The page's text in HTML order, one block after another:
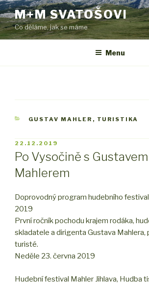
Přejít
k
obsahu
webu
M+M SVATOŠOVI
Co děláme, jak se máme
Menu
RUBRIKY
GUSTAV MAHLER , TURISTIKA
PUBLIKOVÁNO
22.12.2019
Po Vysočině s Gustavem
Mahlerem
Doprovodný program hudebního
2019
První ročník pochodu krajem rodáka,
skladatele a dirigenta Gustava Mahlera,
turisté.
Neděle 23. června 2019
Hudební festival Mahler Jihlava, Hudba